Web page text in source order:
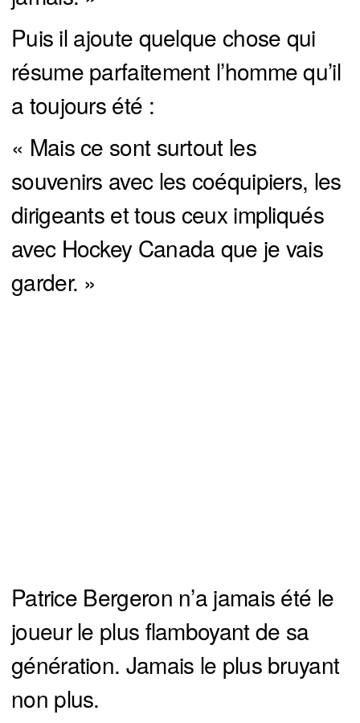
Puis il ajoute quelque chose qui
résume parfaitement l’homme qu’il
a toujours été :
« Mais ce sont surtout les
souvenirs avec les coéquipiers, les
dirigeants et tous ceux impliqués
avec Hockey Canada que je vais
garder. »
Patrice Bergeron n’a jamais été le
joueur le plus flamboyant de sa
génération. Jamais le plus bruyant
non plus.